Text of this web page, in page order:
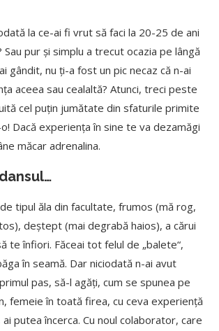
la ce-ai fi vrut să faci la 20-25 de ani
Sau pur și simplu a trecut ocazia pe lângă
gândit, nu ți-a fost un pic necaz că n-ai
aceea sau cealaltă? Atunci, treci peste
cel puțin jumătate din sfaturile primite
Dacă experiența în sine te va dezamăgi
măcar adrenalina.
tipul ăla din facultate, frumos (mă rog,
deștept (mai degrabă haios), a cărui
te înfiori. Făceai tot felul de „balete“,
în seamă. Dar niciodată n-ai avut
pas, să-l agăți, cum se spunea pe
femeie în toată firea, cu ceva experiență
putea încerca. Cu noul colaborator, care